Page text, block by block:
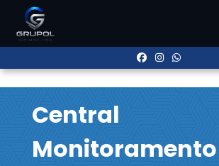
Central